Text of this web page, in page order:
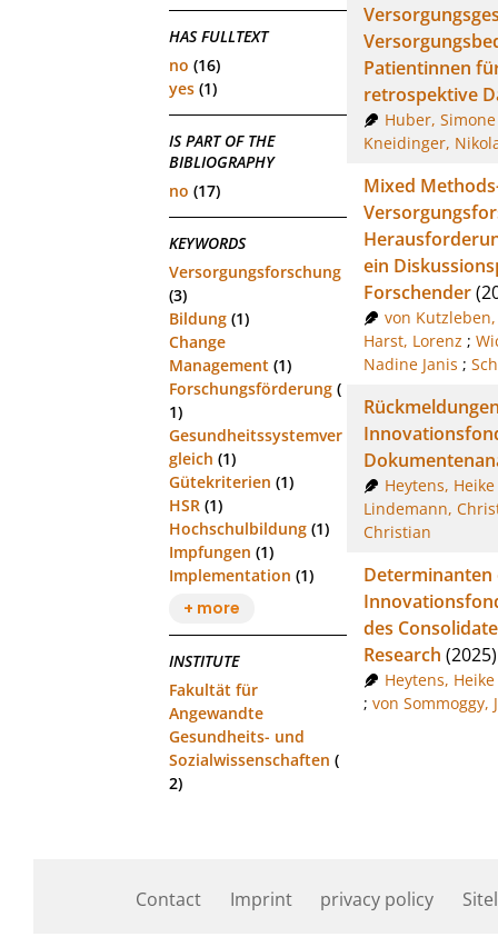
HAS FULLTEXT
no (16)
yes (1)
IS PART OF THE
BIBLIOGRAPHY
no (17)
KEYWORDS
Versorgungsforschung
(3)
Bildung (1)
Change
Management (1)
Forschungsförderung (
1)
Gesundheitssystemver
gleich (1)
Gütekriterien (1)
HSR (1)
Hochschulbildung (1)
Impfungen (1)
Implementation (1)
+ more
INSTITUTE
Fakultät für
Angewandte
Gesundheits- und
Sozialwissenschaften (
2)
Patientinnen
retrospektive
Huber, Simone
Kneidinger,
Mixed
ein
Forschender
von
Harst, Lorenz ;
Nadine Janis ;
Heytens, Heike
Lindemann,
Christian
Determinanten
des
Research (2025)
Heytens, Heike
; von Sommoggy,
Contact Imprint privacy policy